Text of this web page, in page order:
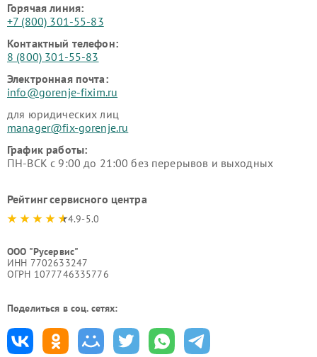
Горячая линия:
+7 (800) 301-55-83
Контактный телефон:
8 (800) 301-55-83
Электронная почта:
info@gorenje-fixim.ru
для юридических лиц
manager@fix-gorenje.ru
График работы:
ПН-ВСК с 9:00 до 21:00 без перерывов и выходных
Рейтинг сервисного центра
4.9-5.0
ООО "Русервис"
ИНН 7702633247
ОГРН 1077746335776
Поделиться в соц. сетях: